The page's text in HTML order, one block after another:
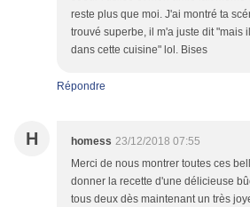
reste plus que moi. J'ai montré ta
trouvé superbe, il m'a juste dit "mais
dans cette cuisine" lol. Bises
Répondre
H homess 23/12/2018 07:55
Merci de nous montrer toutes ces
donner la recette d'une délicieuse
tous deux dès maintenant un très